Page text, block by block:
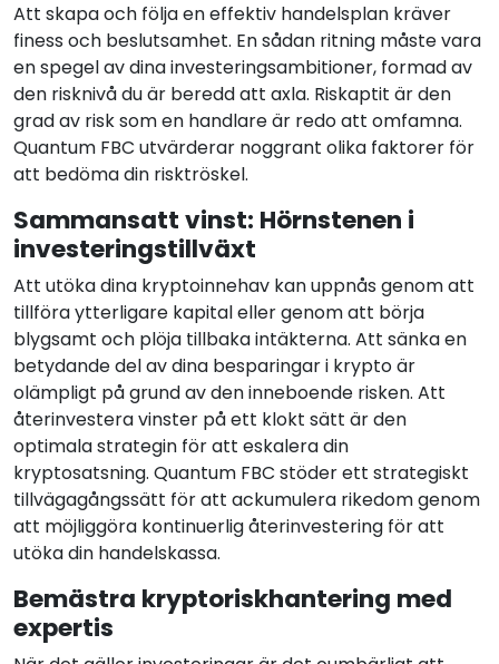
Att skapa och följa en effektiv handelsplan kräver
finess och beslutsamhet. En sådan ritning måste vara
en spegel av dina investeringsambitioner, formad av
den risknivå du är beredd att axla. Riskaptit är den
grad av risk som en handlare är redo att omfamna.
Quantum FBC utvärderar noggrant olika faktorer för
att bedöma din risktröskel.
Sammansatt vinst: Hörnstenen i
investeringstillväxt
Att utöka dina kryptoinnehav kan uppnås genom att
tillföra ytterligare kapital eller genom att börja
blygsamt och plöja tillbaka intäkterna. Att sänka en
betydande del av dina besparingar i krypto är
olämpligt på grund av den inneboende risken. Att
återinvestera vinster på ett klokt sätt är den
optimala strategin för att eskalera din
kryptosatsning. Quantum FBC stöder ett strategiskt
tillvägagångssätt för att ackumulera rikedom genom
att möjliggöra kontinuerlig återinvestering för att
utöka din handelskassa.
Bemästra kryptoriskhantering med
expertis